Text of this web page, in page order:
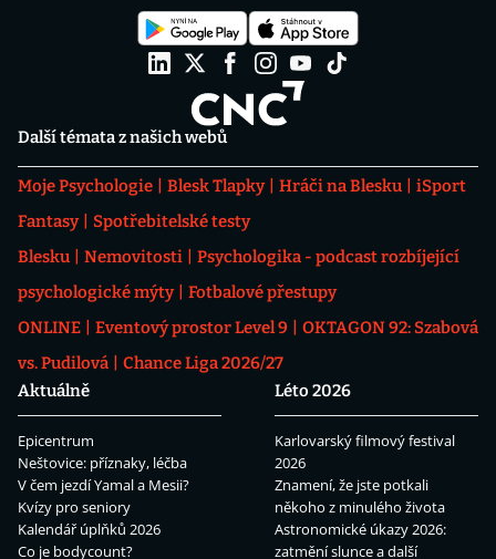
Další témata z našich webů
Moje Psychologie Blesk Tlapky Hráči na Blesku
iSport
Fantasy
Spotřebitelské testy
Blesku
Nemovitosti
Psychologika - podcast rozbíjející
psychologické mýty
Fotbalové přestupy
ONLINE
Eventový prostor Level 9
OKTAGON 92: Szabová
vs. Pudilová
Chance Liga 2026/27
Aktuálně
Epicentrum
Neštovice: příznaky, léčba
V čem jezdí Yamal a Mesii?
Kvízy pro seniory
Kalendář úplňků 2026
Co je bodycount?
Léto 2026
Karlovarský filmový festival
2026
Znamení, že jste potkali
někoho z minulého života
Astronomické úkazy 2026:
zatmění slunce a další